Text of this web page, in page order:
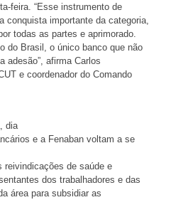
feira. “Esse instrumento de
conquista importante da categoria,
todas as partes e aprimorado.
do Brasil, o único banco que não
adesão”, afirma Carlos
e coordenador do Comando
dia
e a Fenaban voltam a se
reivindicações de saúde e
dos trabalhadores e das
área para subsidiar as